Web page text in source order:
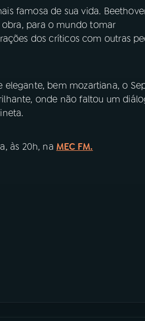
famosa de sua vida.
para o mundo tomar
dos críticos com outras
bem mozartiana, o
onde não faltou um
às 20h, na MEC FM.